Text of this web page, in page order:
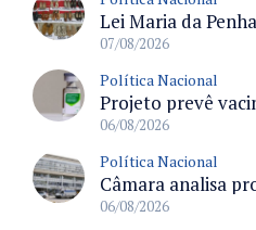
07/08/2026
Política Nacional
06/08/2026
Política Nacional
06/08/2026